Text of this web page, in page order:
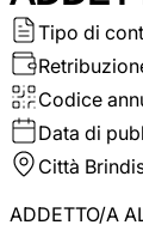
Tipo di
Codice
Data di
Città
ADDETTO/A